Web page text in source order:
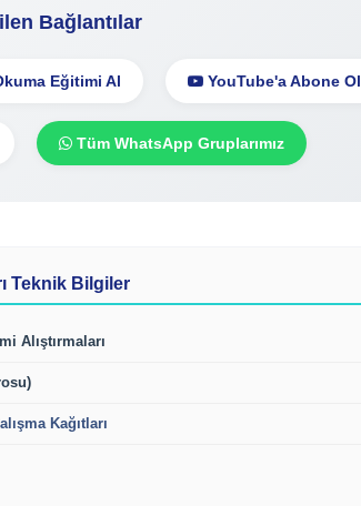
Bağlantılar
Eğitimi Al YouTube'a Abone Ol
Tüm WhatsApp Gruplarımız
Teknik Bilgiler
Alıştırmaları
Kağıtları